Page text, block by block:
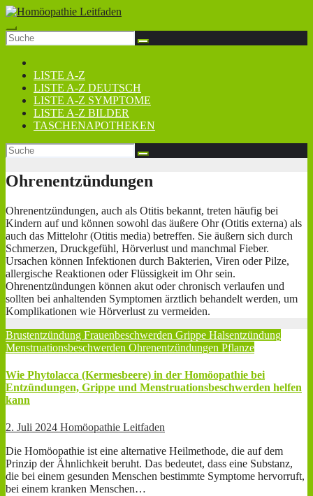
Zum
Inhalt
springen
LISTE A-Z
LISTE A-Z DEUTSCH
LISTE A-Z SYMPTOME
LISTE A-Z BILDER
TASCHENAPOTHEKEN
Ohrenentzündungen
Ohrenentzündungen, auch als Otitis bekannt, treten häufig bei
Kindern auf und können sowohl das äußere Ohr (Otitis externa) als
auch das Mittelohr (Otitis media) betreffen. Sie äußern sich durch
Schmerzen, Druckgefühl, Hörverlust und manchmal Fieber.
Ursachen können Infektionen durch Bakterien, Viren oder Pilze,
allergische Reaktionen oder Flüssigkeit im Ohr sein.
Ohrenentzündungen können akut oder chronisch verlaufen und
sollten bei anhaltenden Symptomen ärztlich behandelt werden, um
Komplikationen wie Hörverlust zu vermeiden.
Brustentzündung Frauenbeschwerden Grippe Halsentzündung
Menstruationsbeschwerden Ohrenentzündungen Pflanze
Wie Phytolacca (Kermesbeere) in der Homöopathie bei
Entzündungen, Grippe und Menstruationsbeschwerden helfen
kann
2. Juli 2024 Homöopathie Leitfaden
Die Homöopathie ist eine alternative Heilmethode, die auf dem
Prinzip der Ähnlichkeit beruht. Das bedeutet, dass eine Substanz,
die bei einem gesunden Menschen bestimmte Symptome hervorruft,
bei einem kranken Menschen…